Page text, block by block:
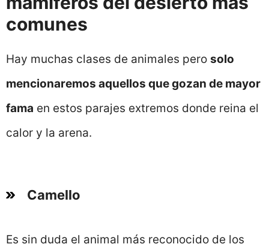
comunes
Hay muchas clases de animales pero solo
mencionaremos aquellos que gozan de mayor
fama en estos parajes extremos donde reina el
calor y la arena.
Camello
Es sin duda el animal más reconocido de los